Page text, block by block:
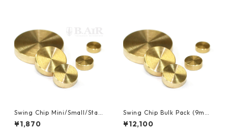
Swing Chip Mini/Small/Stan
dard スイングチップ
¥1,870
Swing Chip Bulk Pack (9mm
Φ×3mm) Standardサイズ10
個入りセット スイングチップ
¥12,100